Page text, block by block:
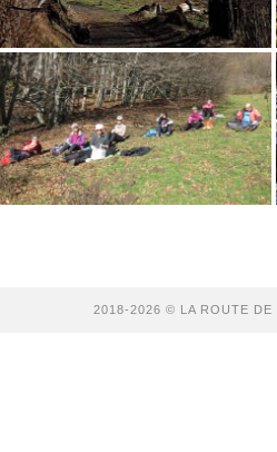
2018-2026 © LA ROUTE DE